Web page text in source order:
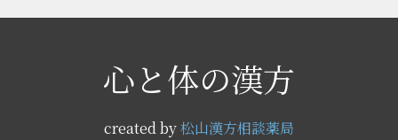
心と体の漢方
created by松山漢方相談薬局